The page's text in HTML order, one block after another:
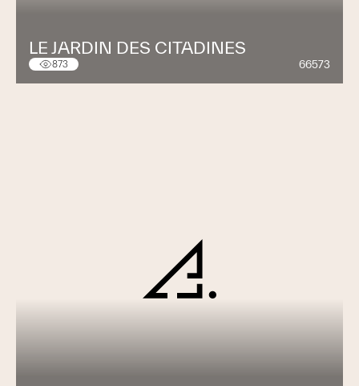
LE JARDIN DES CITADINES
873 66573